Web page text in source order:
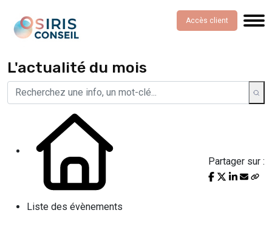
Accès client
L'actualité du mois
Liste des évènements
Partager sur :